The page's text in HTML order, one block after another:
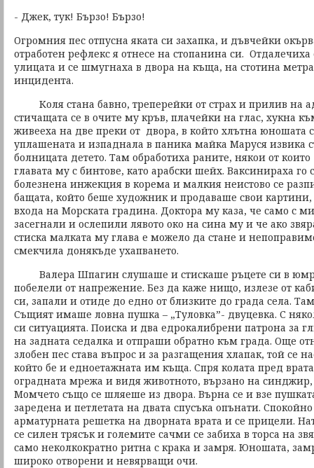
- Джек, тук! Бързо! Бързо!
Огромния пес отпусна яката си захапка, и дъвчейки
отработен рефлекс я отнесе на стопанина си.
улицата и се шмугнаха в двора на къща, на стотина
инцидента.
Коля стана бавно, треперейки от страх и прилив на
стичащата се в очите му кръв, плачейки на глас, хукна
живееха на две преки от двора, в който хлътна юношата с
уплашената и изпаднала в паника майка Маруся извика
болницата детето. Там обработиха раните, някои от
главата му с бинтове, като арабски шейх. Ваксинираха го
болезнена инжекция в корема и малкия неистово се
бащата, който беше художник и продаваше свои
входа на Морската градина. Доктора му каза, че само с
засегнали и ослепили лявото око на сина му и че ако
стиска малката му глава е можело да стане и
смекчила донякъде ухапването.
Валера Шпагин слушаше и стискаше ръцете си в
побелели от напрежение. Без да каже нищо, излезе от
си, запали и отиде до едно от близките до града села.
Същият имаше ловна пушка – „Туловка”- двуцевка. С
си ситуацията. Поиска и два едрокалибрени патрона за
на задната седалка и отпраши обратно към града. Още
злобен пес става въпрос и за разгащения хлапак, той се
който бе и едноетажната им къща. Спря колата пред
оградната мрежа и видя животното, вързано на
Момчето също се шляеше из двора. Върна се и взе
заредена и петлетата на двата спусъка опънати.
арматурната решетка на дворната врата и се прицели.
се силен трясък и големите сачми се забиха в торса на
само неколкократно ритна с крака и замря. Юношата,
широко отворени и невярващи очи.